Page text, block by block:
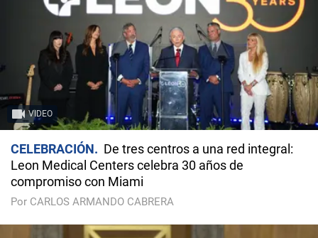
VIDEO
CELEBRACIÓN
De tres centros a una red integral:
Leon Medical Centers celebra 30 años de
compromiso con Miami
Por CARLOS ARMANDO CABRERA